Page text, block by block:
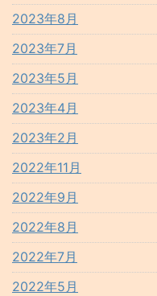
2023年8月
2023年7月
2023年5月
2023年4月
2023年2月
2022年11月
2022年9月
2022年8月
2022年7月
2022年5月